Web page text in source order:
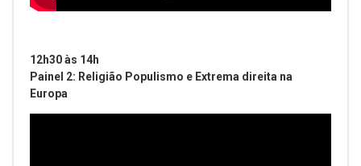
12h30 às 14h
Painel 2: Religião Populismo e Extrema direita na
Europa